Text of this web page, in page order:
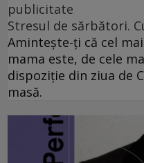
publicitate
Stresul de sărbători.
Amintește-ți că cel
mama este, de cele
dispoziție din ziua de
masă.